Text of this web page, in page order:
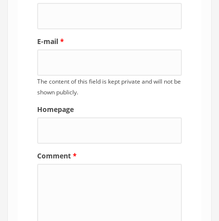
E-mail *
The content of this field is kept private and will not be
shown publicly.
Homepage
Comment *